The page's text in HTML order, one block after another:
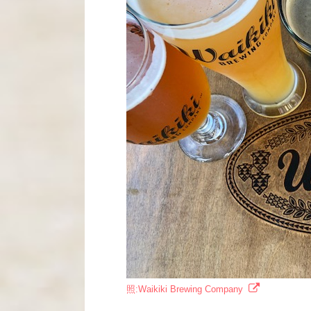
照:Waikiki Brewing Company